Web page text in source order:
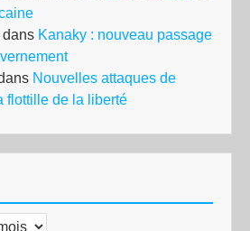
dans Kanaky : nouveau passage
Nouvelles attaques de
flottille de la liberté